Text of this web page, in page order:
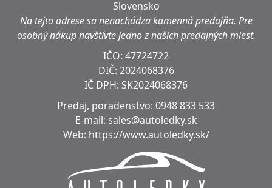
Slovensko
Na tejto adrese sanenachádzakamenná predajňa. Pre
osobný nákup navštívte jedno z našich predajných miest.
IČO: 47724722
DIČ: 2024068376
IČ DPH: SK2024068376
Predaj, poradenstvo: 0948 833 533
E-mail: sales@autoledky.sk
Web: https://www.autoledky.sk/